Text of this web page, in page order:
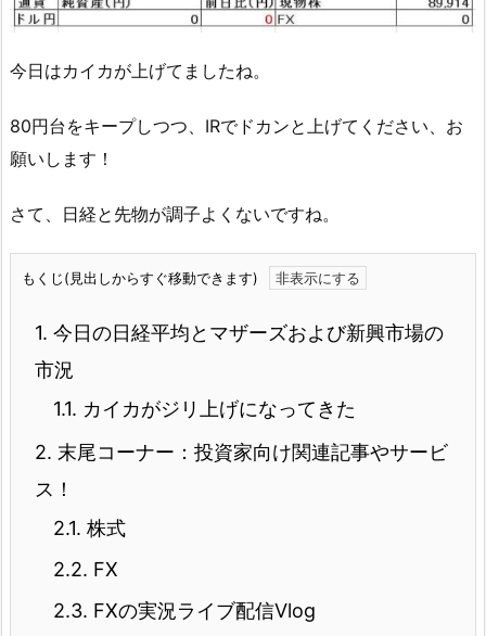
今日はカイカが上げてましたね。
80円台をキープしつつ、IRでドカンと上げてください、お
願いします！
さて、日経と先物が調子よくないですね。
もくじ(見出しからすぐ移動できます)
1. 今日の日経平均とマザーズおよび新興市場の
市況
1.1. カイカがジリ上げになってきた
2. 末尾コーナー：投資家向け関連記事やサービ
ス！
2.1. 株式
2.2. FX
2.3. FXの実況ライブ配信Vlog